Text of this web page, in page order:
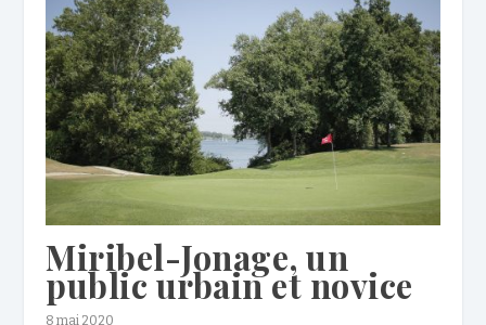
Miribel-Jonage, un
public urbain et novice
8 mai 2020